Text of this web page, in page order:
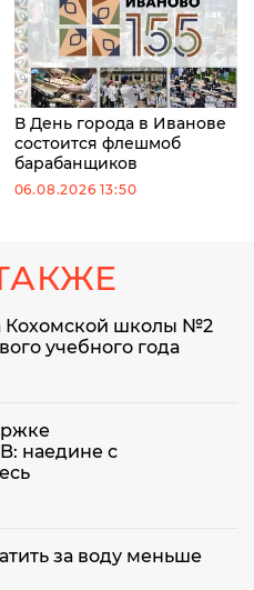
В День города в Иванове
состоится флешмоб
барабанщиков
06.08.2026 13:50
Кохомской школы №2
учебного года
наедине с
за воду меньше